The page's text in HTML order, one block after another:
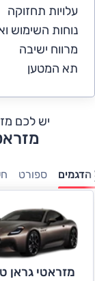
עלויות תחזוקה
נוחות השימוש
מרווח ישיבה
תא המטען
יש לכם
הדגמים ספורט
מזראטי גראן